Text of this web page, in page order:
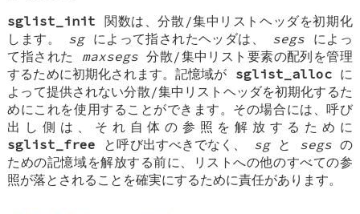
sglist_init 関数は、分散/集中リストヘッダを初期化
します。 sgによって指されたヘッダは、 segs によっ
て指された maxsegs分散/集中リスト要素の配列を管理
するために初期化されます。記憶域が sglist_allocに
よって提供されない分散/集中リストヘッダを初期化するた
めにこれを使用することができます。その場合には、呼び
出し側は、それ自体の参照を解放するために
sglist_free と呼び出すべきでなく、 sgと segsの
ための記憶域を解放する前に、リストへの他のすべての参
照が落とされることを確実にするために責任があります。